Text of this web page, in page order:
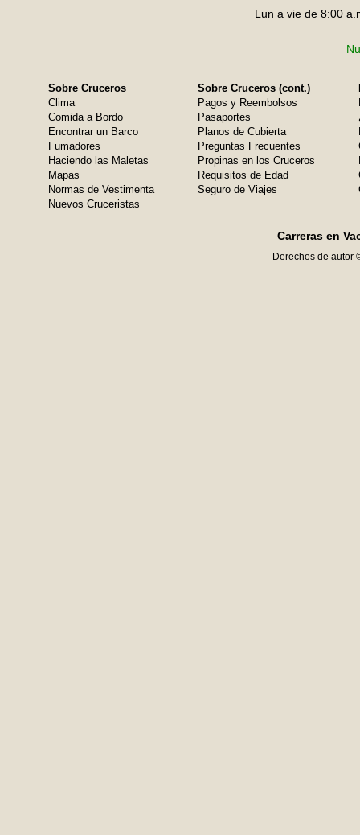
Lun a vie de 8:00
Sobre Cruceros
Clima
Comida a Bordo
Encontrar un Barco
Fumadores
Haciendo las Maletas
Mapas
Normas de Vestimenta
Nuevos Cruceristas
Sobre Cruceros (cont.)
Pagos y Reembolsos
Pasaportes
Planos de Cubierta
Preguntas Frecuentes
Propinas en los Cruceros
Requisitos de Edad
Seguro de Viajes
Carreras en
Derechos de autor